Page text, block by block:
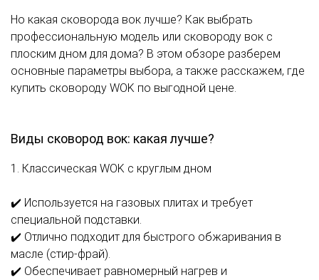
Но какая сковорода вок лучше? Как выбрать
профессиональную модель или сковороду вок с
плоским дном для дома? В этом обзоре разберем
основные параметры выбора, а также расскажем, где
купить сковороду WOK по выгодной цене.
Виды сковород вок: какая лучше?
1. Классическая WOK с круглым дном
✔️ Используется на газовых плитах и требует
специальной подставки.
✔️ Отлично подходит для быстрого обжаривания в
масле (стир-фрай).
✔️ Обеспечивает равномерный нагрев и